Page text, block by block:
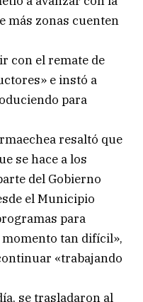
más zonas cuenten
con el remate de
e instó a
para
resaltó que
se hace a los
del Gobierno
el Municipio
para
tan difícil»,
«trabajando
se trasladaron al